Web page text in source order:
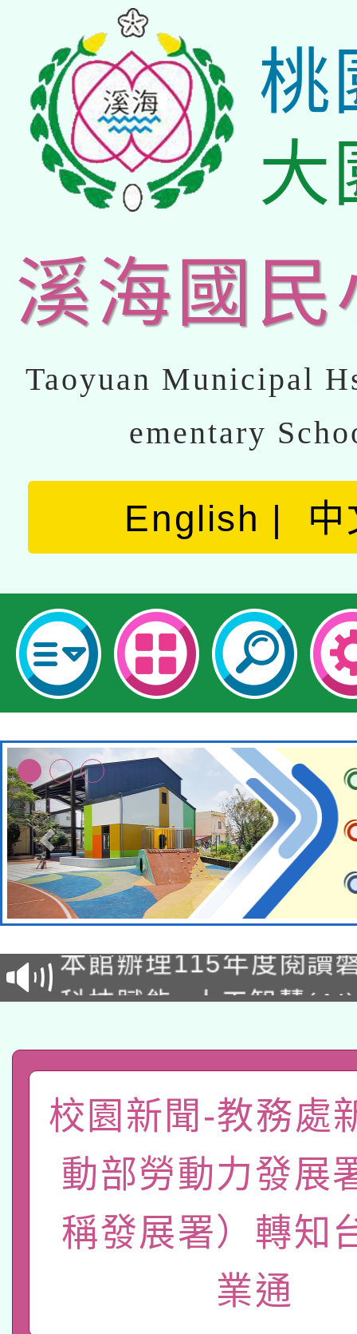
桃
大
溪海國民
Taoyuan Municipal
ementary
English 中
適應運動共學行動站研
本館辦理115年度閱讀
暨閱讀推動專業研習
科技賦能─人工智慧
「數位內容與教學軟體
pilot」
有關大陸委員會函釋公
薪期間赴陸應申請許可
轉知經濟部水利署委託
業技術研究院辦理「
用水績優單位及節水達
115年8月22日(星期六
桃園市孔廟祈福系列
開 智慧啟航」
2026年桃園地景藝術
「2026桃園藝術巡演
適應運動共學行動站研
校園新聞-教務處
動部勞動力發展
稱發展署）轉知
業通